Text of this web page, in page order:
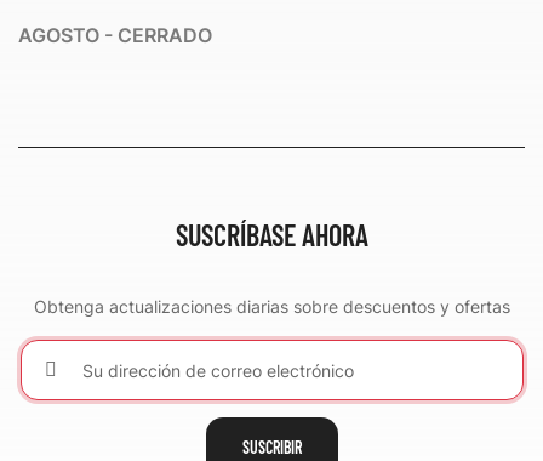
AGOSTO - CERRADO
SUSCRÍBASE AHORA
Obtenga actualizaciones diarias sobre descuentos y ofertas
SUSCRIBIR